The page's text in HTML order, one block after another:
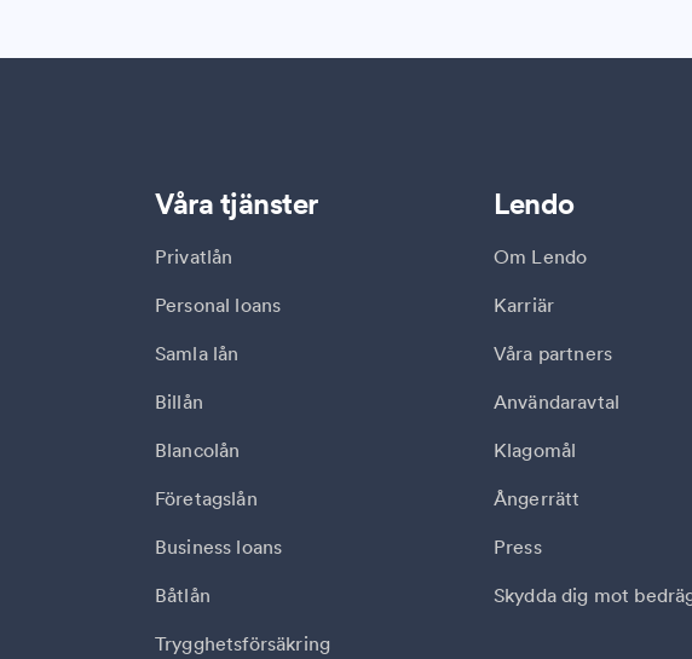
Våra tjänster
Privatlån
Personal loans
Samla lån
Billån
Blancolån
Företagslån
Business loans
Båtlån
Trygghetsförsäkring
Lendo
Om Lendo
Karriär
Våra partners
Användaravtal
Klagomål
Ångerrätt
Press
Skydda dig mot